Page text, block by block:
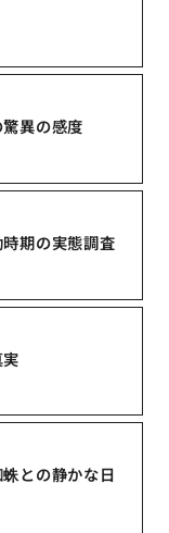
異の感度
期の実態調査
との静かな日